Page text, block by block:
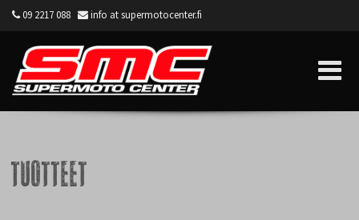
09 2217 088 info at supermotocenter.fi
Tuotteet